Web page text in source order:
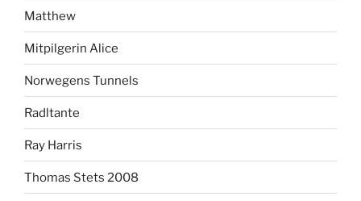
Matthew
Mitpilgerin Alice
Norwegens Tunnels
Radltante
Ray Harris
Thomas Stets 2008